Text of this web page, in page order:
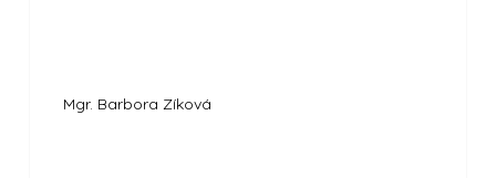
Mgr. Barbora Zíková